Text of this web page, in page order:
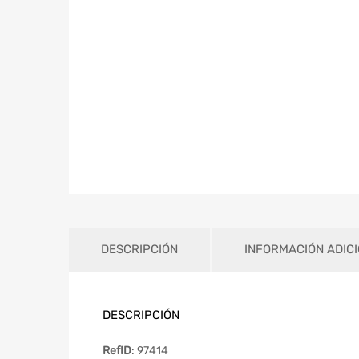
DESCRIPCIÓN INFORMACIÓN
DESCRIPCIÓN
RefID: 97414